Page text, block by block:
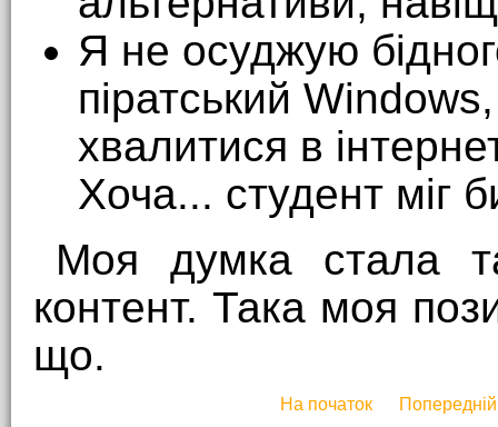
Я не осуджую
піратський
хвалитися в
Хоча... студент міг
Моя думка стала
контент. Така моя
що.
На початок